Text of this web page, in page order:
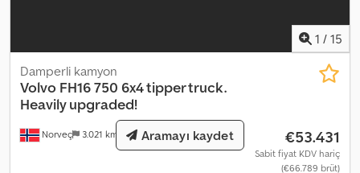
1 / 15
Norveç 3.021 km
Damperli kamyon
Volvo FH16 750 6x4 tipper truck.
Heavily upgraded!
€53.431
Sabit fiyat KDV hariç
(€66.789 brüt)
Aramayı kaydet